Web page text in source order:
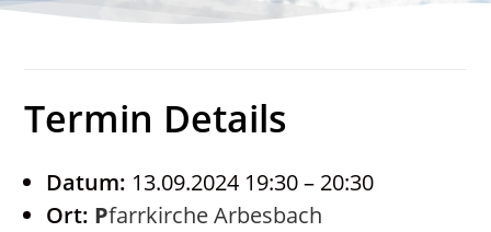
Termin Details
Datum: 13.09.2024 19:30– 20:30
Ort:
Pfarrkirche Arbesbach